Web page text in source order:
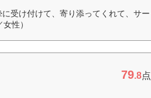
受け付けて、寄り添ってくれて、サー
性）
79.8点